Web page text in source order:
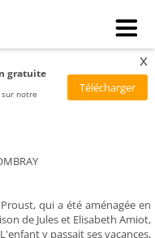
gratuite
sur notre
x
qui a été aménagée en
de Jules et Elisabeth Amiot,
y passait ses vacances,